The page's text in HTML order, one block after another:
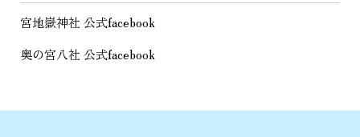
宮地嶽神社 公式facebook
奥の宮八社 公式facebook